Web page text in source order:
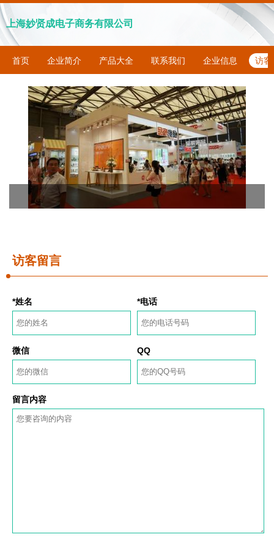
上海妙贤成电子商务有限公司
首页 企业简介 产品大全 联系我们 企业信息 访客
访客留言
*姓名 *电话
微信 QQ
留言内容